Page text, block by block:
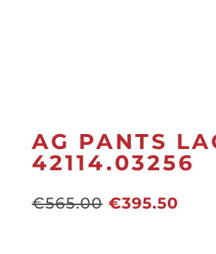
AG PANTS
42114.03256
€565.00 €395.50